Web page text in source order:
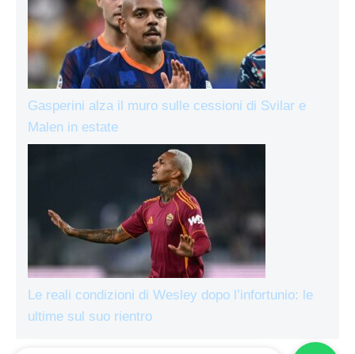
Gasperini alza il muro sulle cessioni di Svilar e
Malen in estate
Le reali condizioni di Wesley dopo l’infortunio: le
ultime sul suo rientro